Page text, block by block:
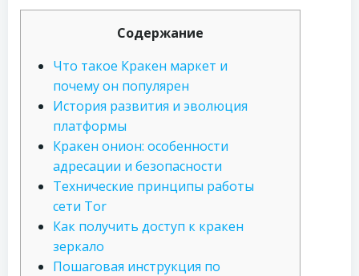
Содержание
Что такое Кракен маркет и
почему он популярен
История развития и эволюция
платформы
Кракен онион: особенности
адресации и безопасности
Технические принципы работы
сети Tor
Как получить доступ к кракен
зеркало
Пошаговая инструкция по